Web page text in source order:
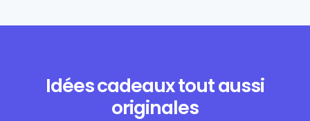
Idées cadeaux tout aussi
originales